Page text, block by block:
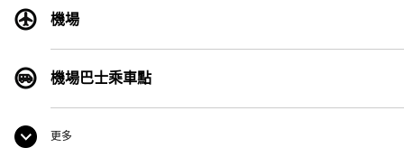
公用電話
機場
機場巴士乘車點
更多